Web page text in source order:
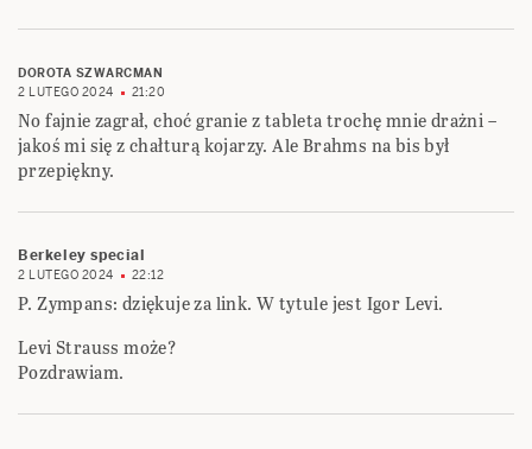
DOROTA SZWARCMAN
2 LUTEGO 2024
21:20
No fajnie zagrał, choć granie z tableta trochę mnie drażni –
jakoś mi się z chałturą kojarzy. Ale Brahms na bis był
przepiękny.
Berkeley special
2 LUTEGO 2024 22:12
P. Zympans: dziękuje za link. W tytule jest Igor Levi.
Levi Strauss może?
Pozdrawiam.